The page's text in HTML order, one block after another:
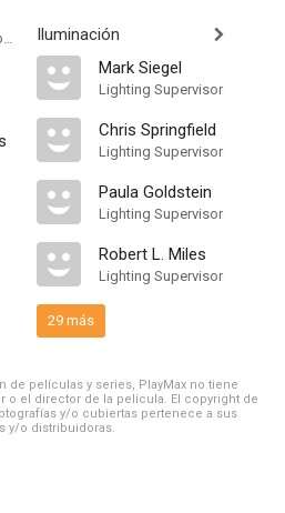
Post Production Supervisor
Iluminación
Mark Siegel
Lighting Supervisor
Chris Springfield
Lighting Supervisor
Paula Goldstein
Lighting Supervisor
Robert L. Miles
Lighting Supervisor
29 más
de películas y series, PlayMax no tiene
o el director de la película. El copyright de
y/o cubiertas pertenece a sus
y/o distribuidoras.